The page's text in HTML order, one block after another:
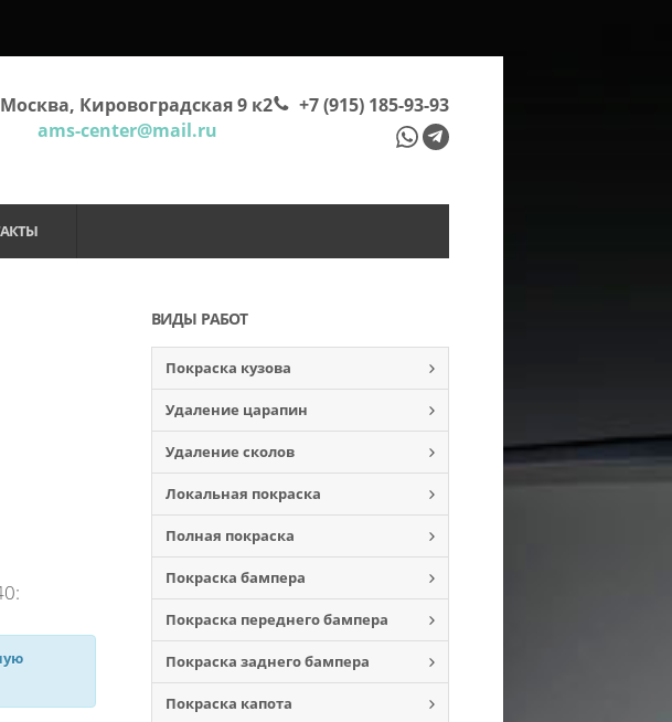
+7 (915) 185-93-93
Кировоградская 9 к2
ams-center@mail.ru
ВИДЫ РАБОТ
Покраска кузова
Удаление царапин
Удаление сколов
Локальная покраска
Полная покраска
Покраска бампера
Покраска переднего бампера
Покраска заднего бампера
Покраска капота